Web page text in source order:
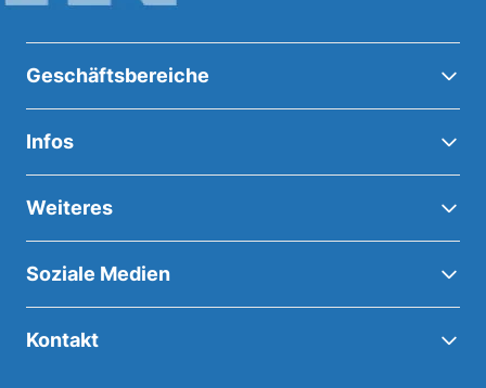
Geschäftsbereiche
Infos
Weiteres
Soziale Medien
Kontakt